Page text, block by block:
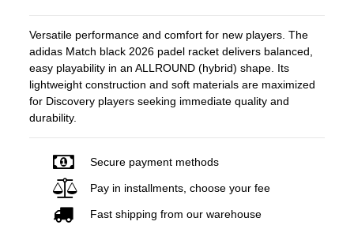
Versatile performance and comfort for new players. The
adidas Match black 2026 padel racket delivers balanced,
easy playability in an ALLROUND (hybrid) shape. Its
lightweight construction and soft materials are maximized
for Discovery players seeking immediate quality and
durability.
Secure payment methods
Pay in installments, choose your fee
Fast shipping from our warehouse